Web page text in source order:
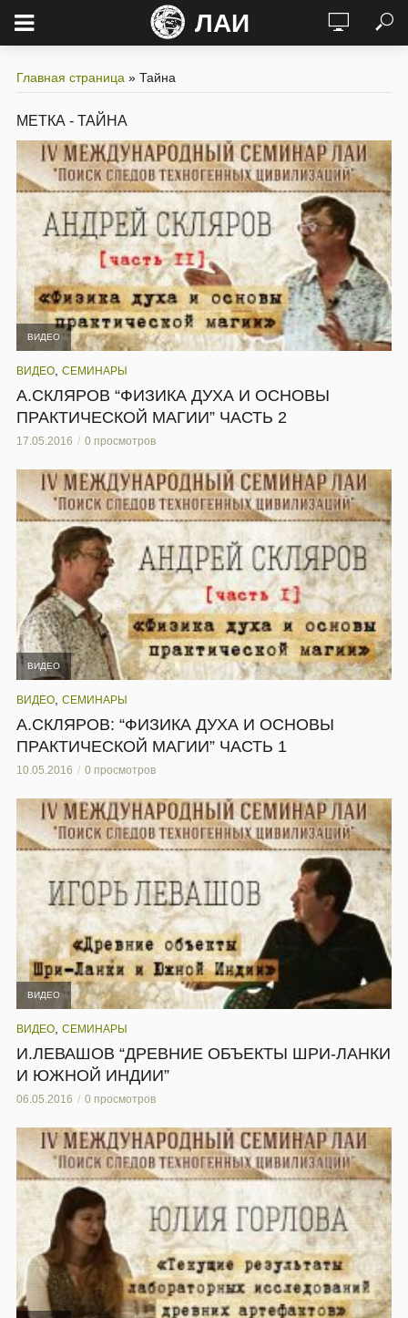
ЛАИ
Главная страница » Тайна
МЕТКА - ТАЙНА
ВИДЕО
ВИДЕО СЕМИНАРЫ
А.СКЛЯРОВ “ФИЗИКА ДУХА И ОСНОВЫ
ПРАКТИЧЕСКОЙ МАГИИ” ЧАСТЬ 2
17.05.2016 0 просмотров
ВИДЕО
ВИДЕО СЕМИНАРЫ
А.СКЛЯРОВ: “ФИЗИКА ДУХА И ОСНОВЫ
ПРАКТИЧЕСКОЙ МАГИИ” ЧАСТЬ 1
10.05.2016 0 просмотров
ВИДЕО
ВИДЕО СЕМИНАРЫ
И.ЛЕВАШОВ “ДРЕВНИЕ ОБЪЕКТЫ ШРИ-ЛАНКИ
И ЮЖНОЙ ИНДИИ”
06.05.2016 0 просмотров